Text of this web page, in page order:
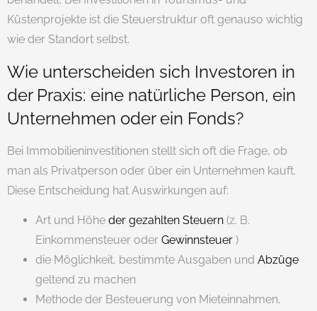
Küstenprojekte ist die Steuerstruktur oft genauso wichtig
wie der Standort selbst.
Wie unterscheiden sich Investoren in
der Praxis: eine natürliche Person, ein
Unternehmen oder ein Fonds?
Bei Immobilieninvestitionen stellt sich oft die Frage, ob
man als Privatperson oder über ein Unternehmen kauft.
Diese Entscheidung hat Auswirkungen auf:
Art und Höhe der gezahlten Steuern (z. B.
Einkommensteuer oder Gewinnsteuer )
die Möglichkeit, bestimmte Ausgaben und Abzüge
geltend zu machen
Methode der Besteuerung von Mieteinnahmen,